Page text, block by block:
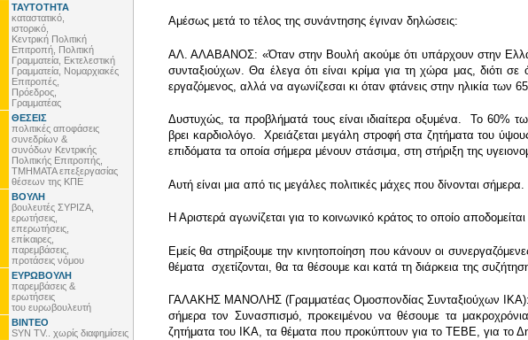
ΤΑΥΤΟΤΗΤΑ
καταστατικό,
ιστορικό,
Κεντρική Πολιτική
Επιτροπή, Πολιτική
Γραμματεία, Εκτελεστική
Γραμματεία, Νομαρχιακές
Επιτροπές,
Πρόεδρος,
Γραμματέας
ΘΕΣΕΙΣ
πολιτικές αποφάσεις
συνεδρίων &
συνόδων Κεντρικής
Πολιτικής Επιτροπής,
ΤΜΗΜΑΤΑ επεξεργασίας
θέσεων της ΚΠΕ
ΒΟΥΛΗ
βουλευτές ΣΥΡΙΖΑ,
ερωτήσεις,
επερωτήσεις,
επίκαιρες,
παρεμβάσεις,
προτάσεις νόμου
ΕΥΡΩΒΟΥΛΗ
παρεμβάσεις &
ερωτήσεις
του ευρωβουλευτή
ΒΙΝΤΕΟ
SYN TV.. χωρίς διαφημίσεις
Αμέσως μετά το τέλος της συνάντησης έγιναν δηλώσεις:
ΑΛ. ΑΛΑΒΑΝΟΣ: «Όταν στην Βουλή ακούμε ότι υπάρχουν στην
συνταξιούχων. Θα έλεγα ότι είναι κρίμα για τη χώρα μας, διότι
εργαζόμενος, αλλά να αγωνίζεσαι κι όταν φτάνεις στην ηλικία
Δυστυχώς, τα προβλήματά τους είναι ιδιαίτερα οξυμένα. Το 60%
βρει καρδιολόγο. Χρειάζεται μεγάλη στροφή στα ζητήματα του
επιδόματα τα οποία σήμερα μένουν στάσιμα, στη στήριξη της
Αυτή είναι μια από τις μεγάλες πολιτικές μάχες που δίνονται σήμερα.
Η Αριστερά αγωνίζεται για το κοινωνικό κράτος το οποίο
Εμείς θα στηρίξουμε την κινητοποίηση που κάνουν οι
θέματα σχετίζονται, θα τα θέσουμε και κατά τη διάρκεια της
ΓΑΛΑΚΗΣ ΜΑΝΟΛΗΣ (Γραμματέας Ομοσπονδίας Συνταξιούχων ΙΚΑ):
σήμερα τον Συνασπισμό, προκειμένου να θέσουμε τα
ζητήματα του ΙΚΑ, τα θέματα που προκύπτουν για το ΤΕΒΕ, για το